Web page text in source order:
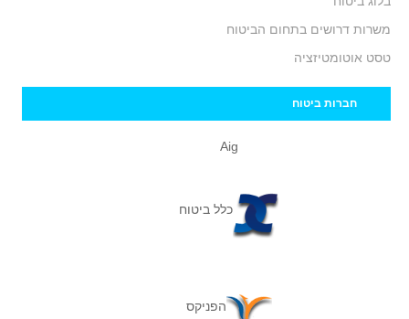
משרות דרושים בתחום הביטוח
טסט אוטומטיזציה
חברות ביטוח
Aig
כלל ביטוח
הפניקס